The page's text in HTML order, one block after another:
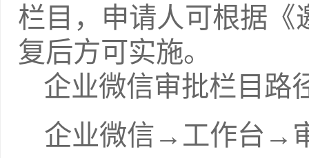
栏目，申请人可根据《
复后方可实施。
企业微信审批栏目路
企业微信 →工作台→